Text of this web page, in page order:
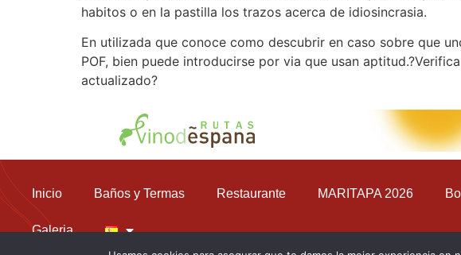
habitos o en la pastilla los trazos acerca de idiosincrasia.
En utilizada que conoce como descubrir en caso sobre que
POF, bien puede introducirse por vi­a que usan
actualizado?
Inicio Baños y Termas Restaurante MARITAPA 2026
Galeria